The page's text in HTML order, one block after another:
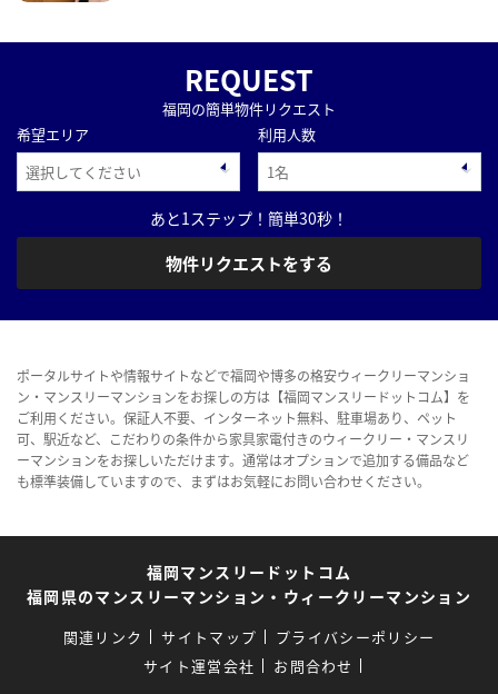
REQUEST
福岡の簡単物件リクエスト
希望エリア
利用人数
あと1ステップ！簡単30秒！
物件リクエストをする
ポータルサイトや情報サイトなどで福岡や博多の格安ウィークリーマンショ
ン・マンスリーマンションをお探しの方は【福岡マンスリードットコム】を
ご利用ください。保証人不要、インターネット無料、駐車場あり、ペット
可、駅近など、こだわりの条件から家具家電付きのウィークリー・マンスリ
ーマンションをお探しいただけます。通常はオプションで追加する備品など
も標準装備していますので、まずはお気軽にお問い合わせください。
福岡マンスリードットコム
福岡県のマンスリーマンション・ウィークリーマンション
関連リンク サイトマップ
プライバシーポリシー
サイト運営会社
お問合わせ